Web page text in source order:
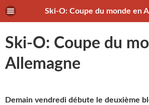
Ski-O: Coupe du monde en
Ski-O: Coupe du
Allemagne
Demain vendredi débute le deuxième